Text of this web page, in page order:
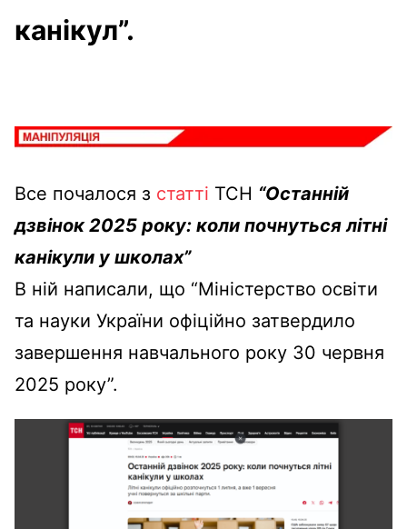
канікул”.
Все почалося з статті ТСН “Останній
дзвінок 2025 року: коли почнуться літні
канікули у школах”
В ній написали, що “Міністерство освіти
та науки України офіційно затвердило
завершення навчального року 30 червня
2025 року”.